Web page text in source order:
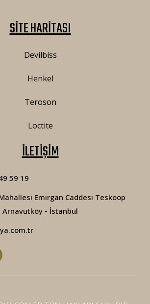
SİTE HARİTASI
Devilbiss
Henkel
Teroson
Loctite
İLETİŞİM
59 19
Emirgan Caddesi Teskoop
Arnavutköy - İstanbul